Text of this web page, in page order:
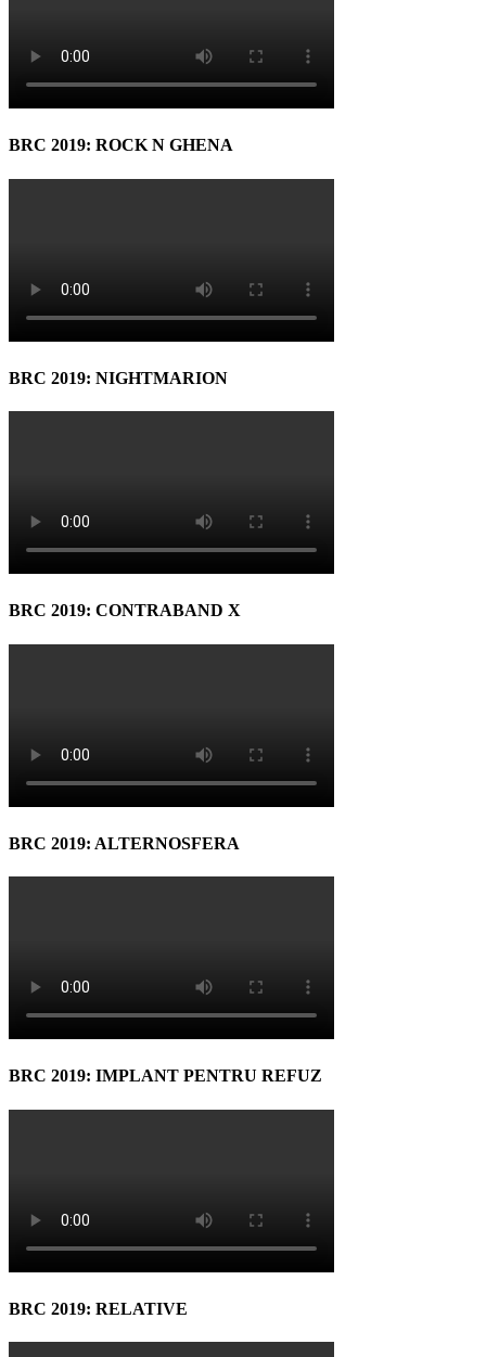
BRC 2019: ROCK N GHENA
BRC 2019: NIGHTMARION
BRC 2019: CONTRABAND X
BRC 2019: ALTERNOSFERA
BRC 2019: IMPLANT PENTRU REFUZ
BRC 2019: RELATIVE